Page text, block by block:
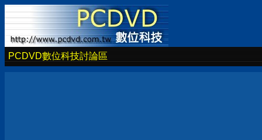
PCDVD數位科技討論區